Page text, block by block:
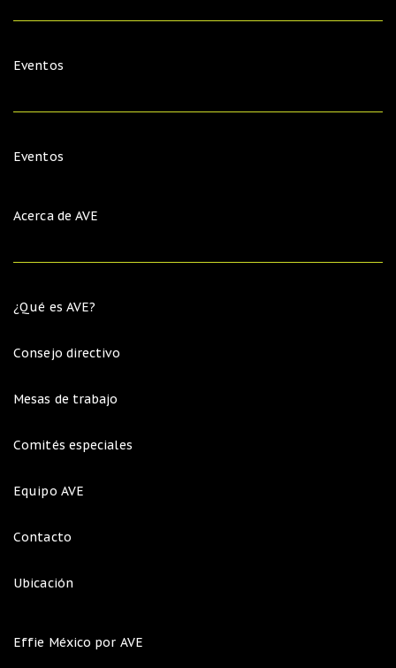
Eventos
Eventos
Acerca de AVE
¿Qué es AVE?
Consejo directivo
Mesas de trabajo
Comités especiales
Equipo AVE
Contacto
Ubicación
Effie México por AVE